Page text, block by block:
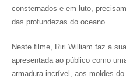
consternados e em luto,
das profundezas do oceano.
Neste filme, Riri William faz a
apresentada ao público como
armadura incrível, aos moldes